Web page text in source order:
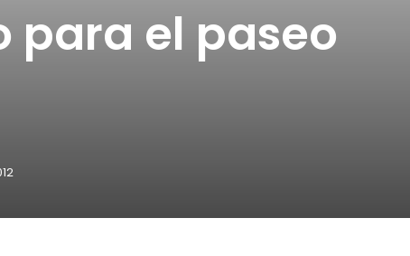
para el paseo